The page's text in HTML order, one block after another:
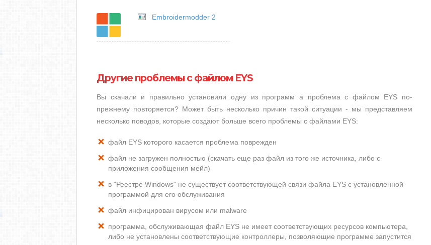
Embroidermodder 2
Другие проблемы с файлом EYS
Вы скачали и правильно установили одну из программ а проблема с файлом EYS по-
прежнему повторяется? Может быть несколько причин такой ситуации - мы представляем
несколько поводов, которые создают больше всего проблемы с файлами EYS:
файл EYS которого касается проблема поврежден
файл не загружен полностью (скачать еще раз файл из того же источника, либо с
приложения сообщения мейл)
в "Реестре Windows" не существует соответствующей связи файла EYS с установленной
программой для его обслуживания
файл инфицирован вирусом или malware
программа, обслуживающая файл EYS не имеет соответствующих ресурсов компьютера,
либо не установлены соответствующие контроллеры, позволяющие программе запустится